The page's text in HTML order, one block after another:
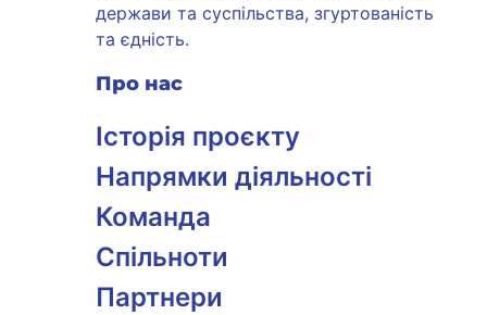
держави та суспільства, згуртованість
та єдність.
Про нас
Історія проєкту
Напрямки діяльності
Команда
Спільноти
Партнери